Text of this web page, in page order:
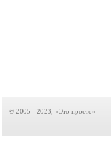
© 2005 - 2023, «Это просто»